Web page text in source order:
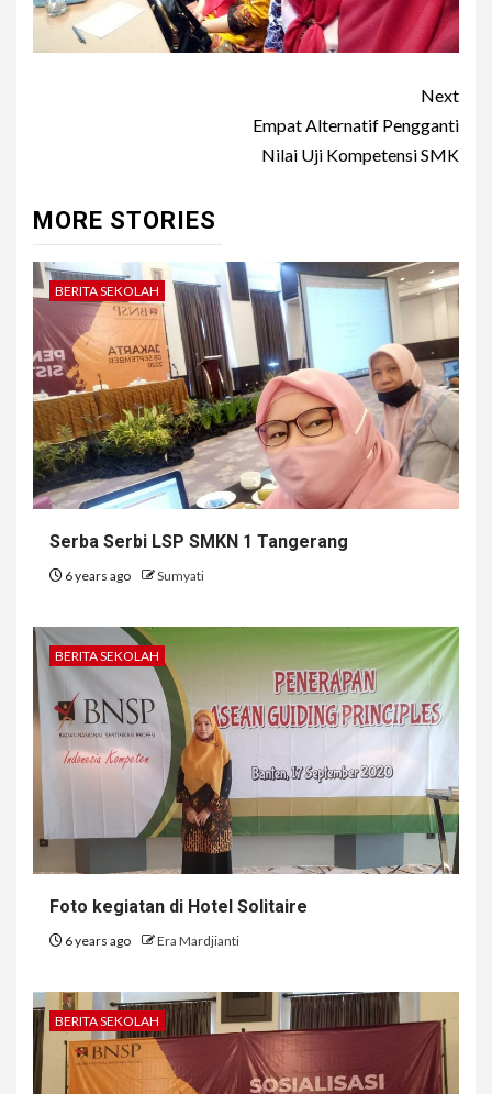
Next
Empat Alternatif Pengganti
Nilai Uji Kompetensi SMK
MORE STORIES
BERITA SEKOLAH
Serba Serbi LSP SMKN 1 Tangerang
6 years ago Sumyati
BERITA SEKOLAH
Foto kegiatan di Hotel Solitaire
6 years ago Era Mardjianti
BERITA SEKOLAH